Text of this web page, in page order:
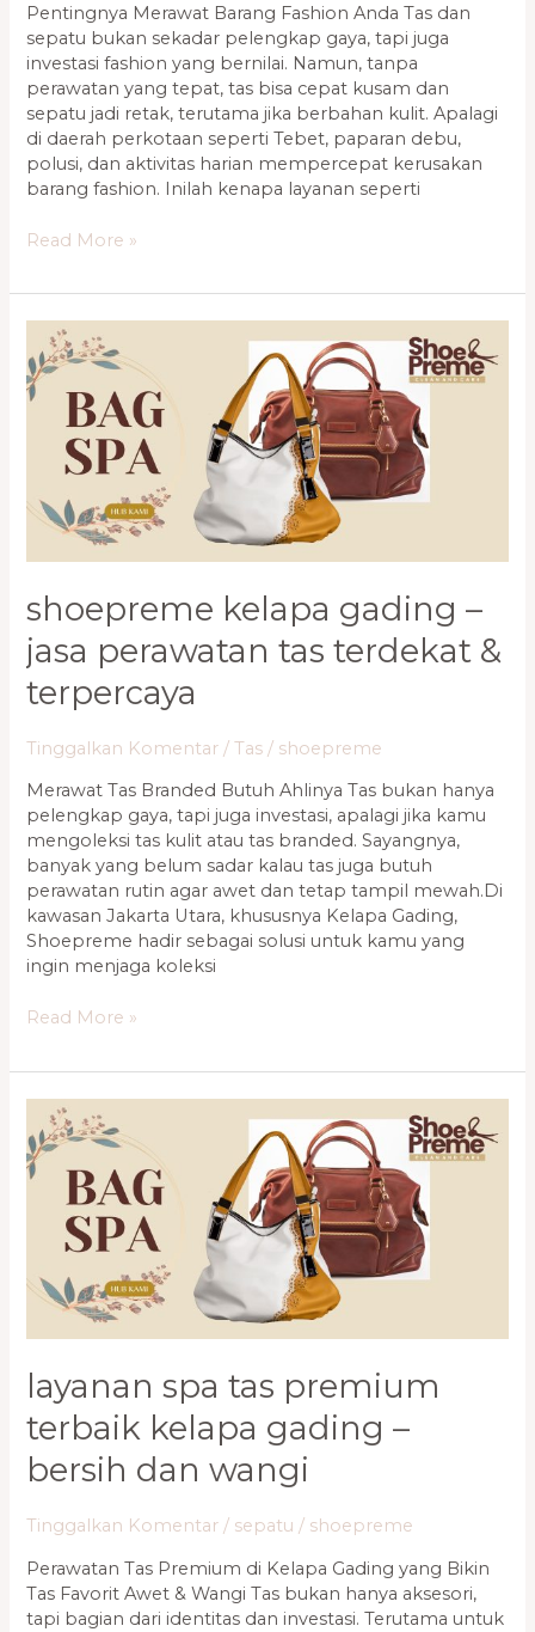
Pentingnya Merawat Barang Fashion Anda Tas dan
sepatu bukan sekadar pelengkap gaya, tapi juga
investasi fashion yang bernilai. Namun, tanpa
perawatan yang tepat, tas bisa cepat kusam dan
sepatu jadi retak, terutama jika berbahan kulit. Apalagi
di daerah perkotaan seperti Tebet, paparan debu,
polusi, dan aktivitas harian mempercepat kerusakan
barang fashion. Inilah kenapa layanan seperti
Read More »
shoepreme kelapa gading –
jasa perawatan tas terdekat &
terpercaya
Tinggalkan Komentar /Tas / shoepreme
Merawat Tas Branded Butuh Ahlinya Tas bukan hanya
pelengkap gaya, tapi juga investasi, apalagi jika kamu
mengoleksi tas kulit atau tas branded. Sayangnya,
banyak yang belum sadar kalau tas juga butuh
perawatan rutin agar awet dan tetap tampil mewah.Di
kawasan Jakarta Utara, khususnya Kelapa Gading,
Shoepreme hadir sebagai solusi untuk kamu yang
ingin menjaga koleksi
Shoepreme
Kelapa
Gading
–
Perawatan
Terdekat
Terpercaya
Read More »
layanan spa tas premium
terbaik kelapa gading –
bersih dan wangi
Tinggalkan Komentar / sepatu / shoepreme
Perawatan Tas Premium di Kelapa Gading yang Bikin
Tas Favorit Awet & Wangi Tas bukan hanya aksesori,
tapi bagian dari identitas dan investasi. Terutama untuk
Layanan
Spa
Tas
Premium
Terbaik
Kelapa
Gading
–
Bersih
dan